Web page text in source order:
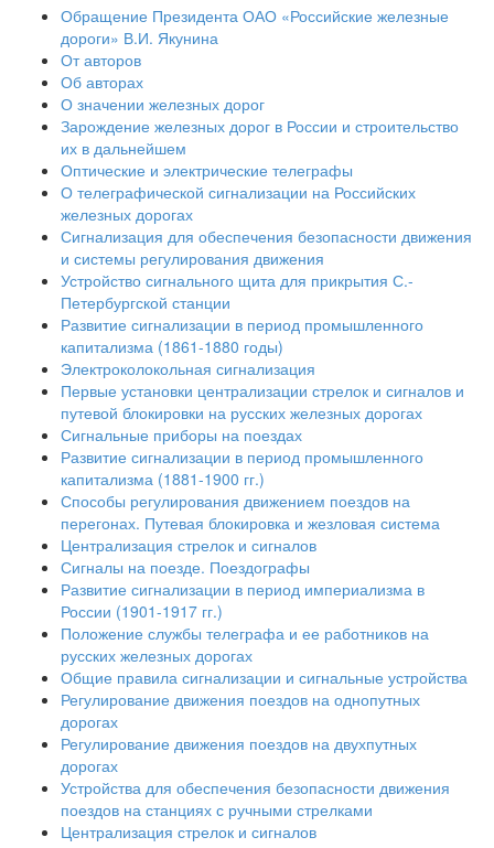
Обращение Президента ОАО «Российские железные
дороги» В.И. Якунина
От авторов
Об авторах
О значении железных дорог
Зарождение железных дорог в России и строительство
их в дальнейшем
Оптические и электрические телеграфы
О телеграфической сигнализации на Российских
железных дорогах
Сигнализация для обеспечения безопасности движения
и системы регулирования движения
Устройство сигнального щита для прикрытия С.-
Петербургской станции
Развитие сигнализации в период промышленного
капитализма (1861-1880 годы)
Электроколокольная сигнализация
Первые установки централизации стрелок и сигналов и
путевой блокировки на русских железных дорогах
Сигнальные приборы на поездах
Развитие сигнализации в период промышленного
капитализма (1881-1900 гг.)
Способы регулирования движением поездов на
перегонах. Путевая блокировка и жезловая система
Централизация стрелок и сигналов
Сигналы на поезде. Поездографы
Развитие сигнализации в период империализма в
России (1901-1917 гг.)
Положение службы телеграфа и ее работников на
русских железных дорогах
Общие правила сигнализации и сигнальные устройства
Регулирование движения поездов на однопутных
дорогах
Регулирование движения поездов на двухпутных
дорогах
Устройства для обеспечения безопасности движения
поездов на станциях с ручными стрелками
Централизация стрелок и сигналов